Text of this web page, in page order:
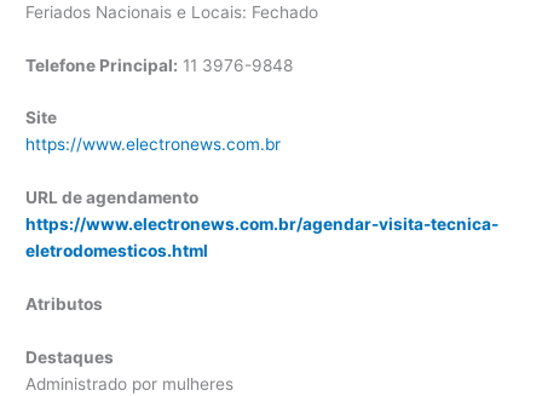
Feriados Nacionais e Locais: Fechado
Telefone Principal: 11 3976-9848
Site
https://www.electronews.com.br
URL de agendamento
https://www.electronews.com.br/agendar-visita-tecnica-
eletrodomesticos.html
Atributos
Destaques
Administrado por mulheres